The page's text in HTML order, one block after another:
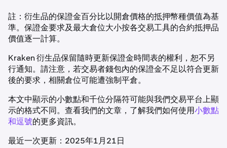
註：衍生品的保證金百分比以開倉價格的抵押幣種價值為基
準。保證金要求及最大倉位大小按各交易工具的合約抵押品
價值逐一計算。
Kraken 衍生品保留隨時更新保證金時間表的權利，恕不另
行通知。請注意，若交易者錢包內的保證金不足以符合更新
後的要求，相關倉位可能遭強制平倉。
本文中顯示的小數點和千位分隔符可能與我們交易平台上顯
示的格式不同。查看我們的文章，了解我們如何使用小數點
和逗號的更多資訊。
最近一次更新：2025年1月21日